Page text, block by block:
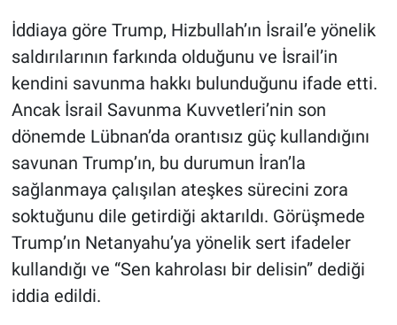
İddiaya göre Trump, Hizbullah’ın İsrail’e yönelik
saldırılarının farkında olduğunu ve İsrail’in
kendini savunma hakkı bulunduğunu ifade etti.
Ancak İsrail Savunma Kuvvetleri’nin son
dönemde Lübnan’da orantısız güç kullandığını
savunan Trump’ın, bu durumun İran’la
sağlanmaya çalışılan ateşkes sürecini zora
soktuğunu dile getirdiği aktarıldı. Görüşmede
Trump’ın Netanyahu’ya yönelik sert ifadeler
kullandığı ve “Sen kahrolası bir delisin” dediği
iddia edildi.